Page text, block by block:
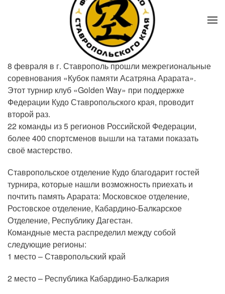
8 февраля в г. Ставрополь прошли межрегиональные
соревнования «Кубок памяти Асатряна Арарата».
Этот турнир клуб «Golden Way» при поддержке
Федерации Кудо Ставропольского края, проводит
второй раз.
22 команды из 5 регионов Российской Федерации,
более 400 спортсменов вышли на татами показать
своё мастерство.
Ставропольское отделение Кудо благодарит гостей
турнира, которые нашли возможность приехать и
почтить память Арарата: Московское отделение,
Ростовское отделение, Кабардино-Балкарское
Отделение, Республику Дагестан.
Командные места распределил между собой
следующие регионы:
1 место – Ставропольский край
2 место – Республика Кабардино-Балкария